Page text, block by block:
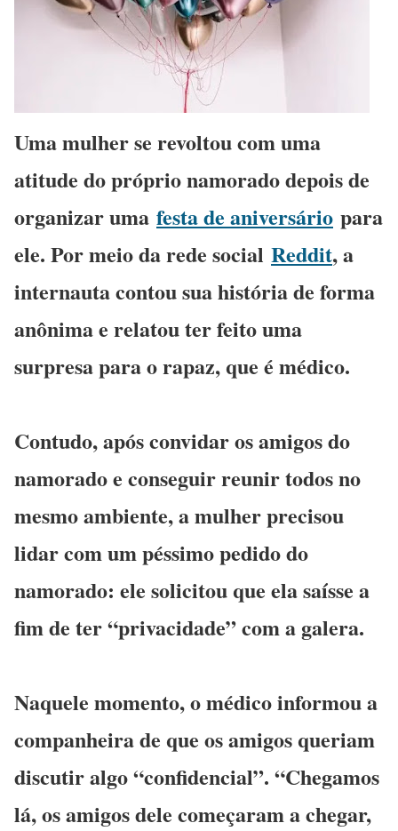
Uma mulher se revoltou com uma
atitude do próprio namorado depois de
organizar uma festa de aniversário para
ele. Por meio da rede social Reddit, a
internauta contou sua história de forma
anônima e relatou ter feito uma
surpresa para o rapaz, que é médico.
Contudo, após convidar os amigos do
namorado e conseguir reunir todos no
mesmo ambiente, a mulher precisou
lidar com um péssimo pedido do
namorado: ele solicitou que ela saísse a
fim de ter “privacidade” com a galera.
Naquele momento, o médico informou a
companheira de que os amigos queriam
discutir algo “confidencial”. “Chegamos
lá, os amigos dele começaram a chegar,